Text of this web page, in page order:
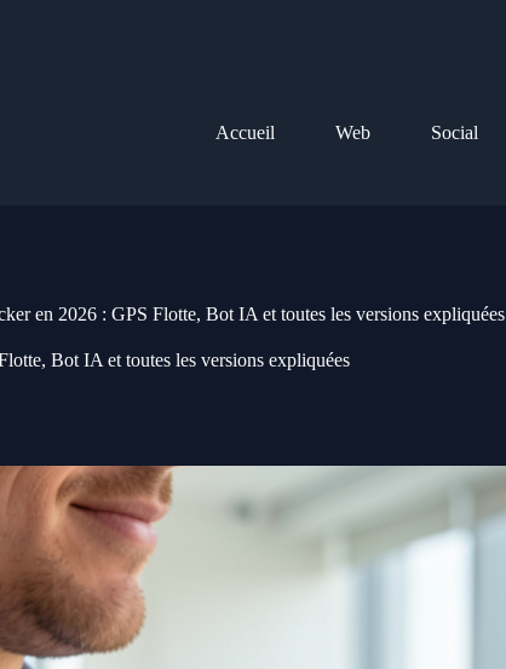
Accueil Web Social
en 2026 : GPS Flotte, Bot IA et toutes les versions expliquées
Bot IA et toutes les versions expliquées